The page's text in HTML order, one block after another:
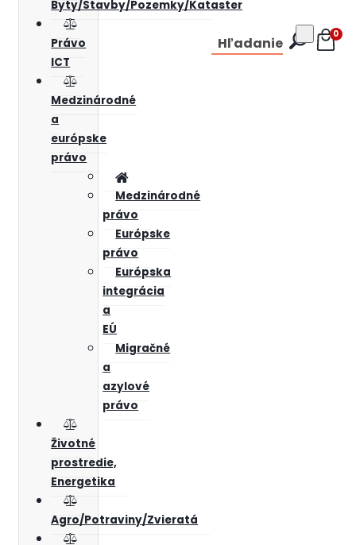
Byty/Stavby/Pozemky/Kataster
Právo
ICT
Medzinárodné
a
európske
právo
Medzinárodné
právo
Európske
právo
Európska
integrácia
a
EÚ
Migračné
a
azylové
právo
Životné
prostredie,
Energetika
Agro/Potraviny/Zvieratá
Hľadanie 0